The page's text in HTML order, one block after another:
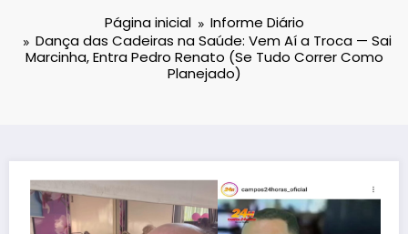
Página inicial
Informe Diário
Dança das Cadeiras na Saúde: Vem Aí a Troca — Sai
Marcinha, Entra Pedro Renato (Se Tudo Correr Como
Planejado)